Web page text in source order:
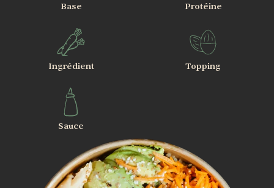
Base Protéine
Ingrédient Topping
Sauce